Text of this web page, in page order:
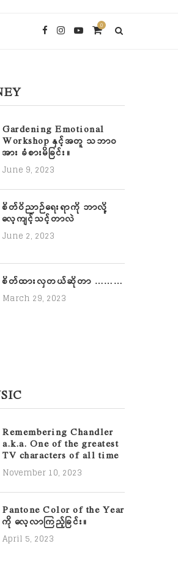
0
Gardening Emotional
Workshop နှင့်အတူ သဘာဝ
အား ခံစားမိခြင်း။
June 9, 2023
စိတ်ဝိညာဉ်ရေးရာကို ဘာလို့
လေ့ကျင့်သင့်တာလဲ
June 2, 2023
စိတ်ထားလှတယ်ဆိုတာ ………
March 29, 2023
Remembering Chandler
a.k.a. One of the greatest
TV characters of all time
November 10, 2023
Pantone Color of the Year
ကို လေ့လာကြည့်ခြင်း။
April 5, 2023